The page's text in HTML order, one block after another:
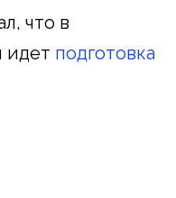
что в
идет подготовка